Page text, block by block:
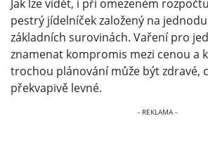
Jak lze vidět, i při omezeném
pestrý jídelníček založený na
základních surovinách. Vaření pro
znamenat kompromis mezi cenou a
trochou plánování může být zdravé,
překvapivě levné.